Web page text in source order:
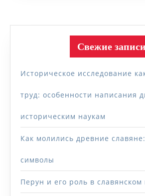
Свежие записи
Историческое исследование
труд: особенности написания
историческим наукам
Как молились древние
символы
Перун и его роль в славянском